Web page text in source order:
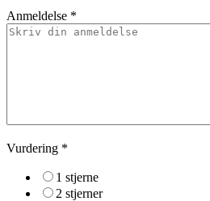
Anmeldelse *
Vurdering *
1 stjerne
2 stjerner